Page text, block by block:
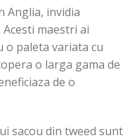
Anglia, invidia
maestri ai
o paleta variata cu
o larga gama de
de o
sacou din tweed sunt